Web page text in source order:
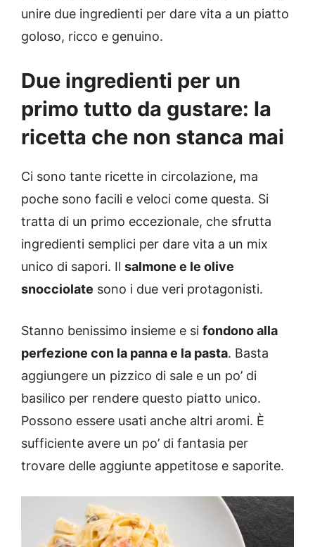
unire due ingredienti per dare vita a un piatto
goloso, ricco e genuino.
Due ingredienti per un
primo tutto da gustare: la
ricetta che non stanca mai
Ci sono tante ricette in circolazione, ma
poche sono facili e veloci come questa. Si
tratta di un primo eccezionale, che sfrutta
ingredienti semplici per dare vita a un mix
unico di sapori. Il salmone e le olive
snocciolate sono i due veri protagonisti.
Stanno benissimo insieme e si fondono alla
perfezione con la panna e la pasta. Basta
aggiungere un pizzico di sale e un po’ di
basilico per rendere questo piatto unico.
Possono essere usati anche altri aromi. È
sufficiente avere un po’ di fantasia per
trovare delle aggiunte appetitose e saporite.